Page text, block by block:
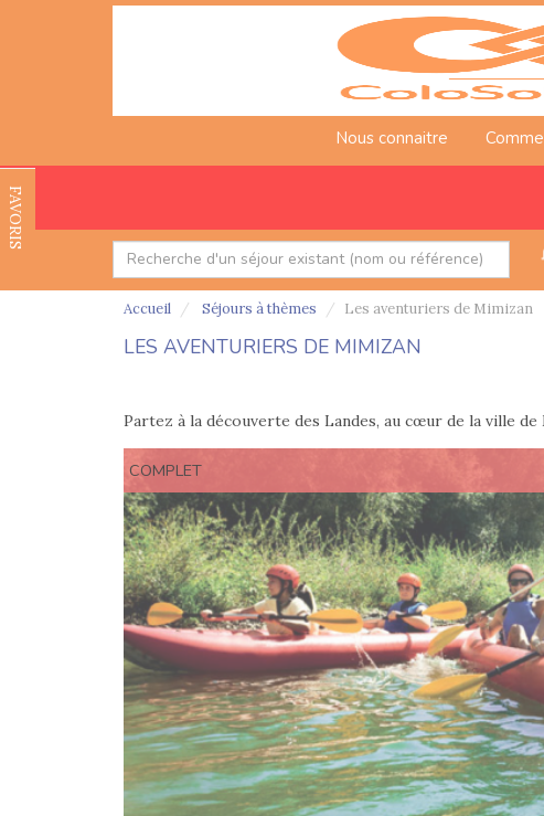
Nous connaitre
FAVORIS
Accueil Séjours à thèmes Les aventuriers de Mimizan
LES AVENTURIERS DE MIMIZAN
Partez à la découverte des Landes, au cœur de la ville de
COMPLET